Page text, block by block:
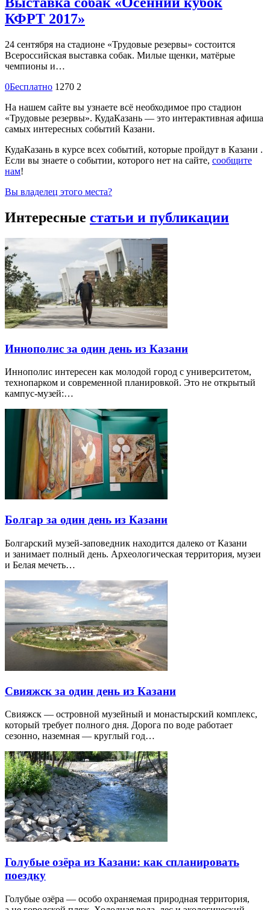
КФРТ 2017»
24 сентября на стадионе «Трудовые резервы» состоится
Всероссийская выставка собак. Милые щенки, матёрые
чемпионы и…
0Бесплатно 1270 2
На нашем сайте вы узнаете всё необходимое про стадион
«Трудовые резервы». КудаКазань — это интерактивная афиша
самых интересных событий Казани.
КудаКазань в курсе всех событий, которые пройдут в Казани .
Если вы знаете о событии, которого нет на сайте, сообщите
нам!
Вы владелец этого места?
Интересные статьи и публикации
Иннополис за один день из Казани
Иннополис интересен как молодой город с университетом,
технопарком и современной планировкой. Это не открытый
кампус-музей:…
Болгар за один день из Казани
Болгарский музей-заповедник находится далеко от Казани
и занимает полный день. Археологическая территория, музеи
и Белая мечеть…
Свияжск за один день из Казани
Свияжск — островной музейный и монастырский комплекс,
который требует полного дня. Дорога по воде работает
сезонно, наземная — круглый год…
Голубые озёра из Казани: как спланировать
поездку
Голубые озёра — особо охраняемая природная территория,